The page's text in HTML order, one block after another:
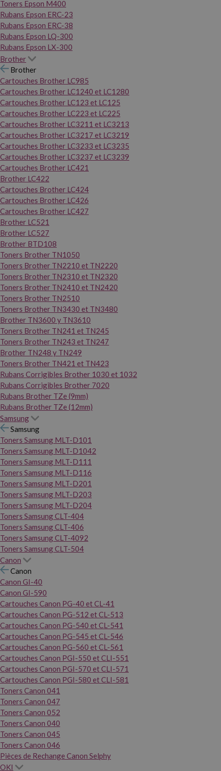
Toners Epson M400
Rubans Epson ERC-23
Rubans Epson ERC-38
Rubans Epson LQ-300
Rubans Epson LX-300
Brother
Brother
Cartouches Brother LC985
Cartouches Brother LC1240 et LC1280
Cartouches Brother LC123 et LC125
Cartouches Brother LC223 et LC225
Cartouches Brother LC3211 et LC3213
Cartouches Brother LC3217 et LC3219
Cartouches Brother LC3233 et LC3235
Cartouches Brother LC3237 et LC3239
Cartouches Brother LC421
Brother LC422
Cartouches Brother LC424
Cartouches Brother LC426
Cartouches Brother LC427
Brother LC521
Brother LC527
Brother BTD108
Toners Brother TN1050
Toners Brother TN2210 et TN2220
Toners Brother TN2310 et TN2320
Toners Brother TN2410 et TN2420
Toners Brother TN2510
Toners Brother TN3430 et TN3480
Brother TN3600 y TN3610
Toners Brother TN241 et TN245
Toners Brother TN243 et TN247
Brother TN248 y TN249
Toners Brother TN421 et TN423
Rubans Corrigibles Brother 1030 et 1032
Rubans Corrigibles Brother 7020
Rubans Brother TZe (9mm)
Rubans Brother TZe (12mm)
Samsung
Samsung
Toners Samsung MLT-D101
Toners Samsung MLT-D1042
Toners Samsung MLT-D111
Toners Samsung MLT-D116
Toners Samsung MLT-D201
Toners Samsung MLT-D203
Toners Samsung MLT-D204
Toners Samsung CLT-404
Toners Samsung CLT-406
Toners Samsung CLT-4092
Toners Samsung CLT-504
Canon
Canon
Canon GI-40
Canon GI-590
Cartouches Canon PG-40 et CL-41
Cartouches Canon PG-512 et CL-513
Cartouches Canon PG-540 et CL-541
Cartouches Canon PG-545 et CL-546
Cartouches Canon PG-560 et CL-561
Cartouches Canon PGI-550 et CLI-551
Cartouches Canon PGI-570 et CLI-571
Cartouches Canon PGI-580 et CLI-581
Toners Canon 041
Toners Canon 047
Toners Canon 052
Toners Canon 040
Toners Canon 045
Toners Canon 046
Pièces de Rechange Canon Selphy
OKI